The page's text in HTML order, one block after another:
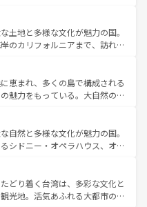
。、スイスならではのユニークな
光だけでなく町歩きも満喫する
が高いため物価も高いが、旅行
むこともできる。 なお、新
ツ一覧 を参照してほしい。
土地と多様な文化が魅力の国。
のカリフォルニアまで、訪れる
、ショッピング、エンターテイ
なスポットだ。一方、アメリカ
グランドキャニオンやイエロー
、音楽と美食が融合した独特の
リカの各地域で異なる魅力を楽
豊かな歴史を感じることができ
新着のアメリカ
照してほしい。
恵まれ、多くの島で構成される
魅力をもっている。大自然の神
、定番の観光地といえばオアフ
るならマウイ島やカウアイ島が
ーンに輝く海をはじめ、豊かな
る人々を迎えてくれるハワイの
ードやハワイアンミュージッ
ど、すべてがハワイの魅力を彩
自然と多様な文化が魅力の国。
シドニー・オペラハウス、オー
そびえるウルル（エアーズロッ
原生林やケアンズの熱帯雨林な
また、カフェやワイン、オージ
どり着く台湾は、多彩な文化と
光地。活気あふれる大都市の台